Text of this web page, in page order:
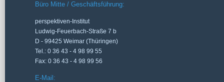
Büro Mitte / Geschäftsführung:
perspektiven-Institut
Ludwig-Feuerbach-Straße 7 b
D - 99425 Weimar (Thüringen)
Tel.: 0 36 43 - 4 98 99 55
Fax: 0 36 43 - 4 98 99 56
E-Mail: